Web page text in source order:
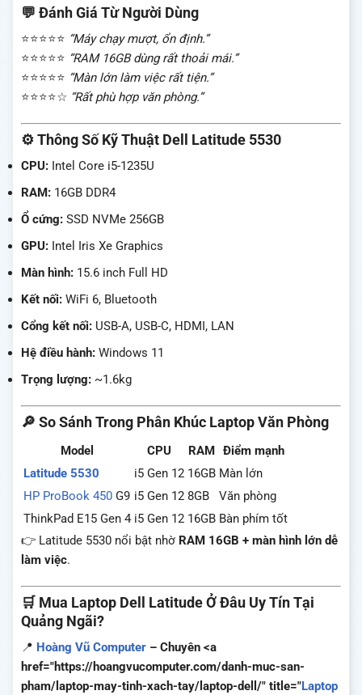
💬 Đánh Giá Từ Người Dùng
⭐⭐⭐⭐⭐ “Máy chạy mượt, ổn định.”
⭐⭐⭐⭐⭐ “RAM 16GB dùng rất thoải mái.”
⭐⭐⭐⭐⭐ “Màn lớn làm việc rất tiện.”
⭐⭐⭐⭐☆ “Rất phù hợp văn phòng.”
⚙️ Thông Số Kỹ Thuật Dell Latitude 5530
CPU: Intel Core i5-1235U
RAM: 16GB DDR4
Ổ cứng: SSD NVMe 256GB
GPU: Intel Iris Xe Graphics
Màn hình: 15.6 inch Full HD
Kết nối: WiFi 6, Bluetooth
Cổng kết nối: USB-A, USB-C, HDMI, LAN
Hệ điều hành: Windows 11
Trọng lượng: ~1.6kg
🔎 So Sánh Trong Phân Khúc Laptop Văn Phòng
Model CPU RAM Điểm mạnh
Latitude 5530
i5 Gen 12 16GB Màn lớn
HP ProBook 450 G9 i5 Gen 12 8GB
Văn phòng
ThinkPad E15 Gen 4 i5 Gen 12 16GB Bàn phím tốt
👉 Latitude 5530 nổi bật nhờ RAM 16GB + màn hình lớn dễ
làm việc.
🛒 Mua Laptop Dell Latitude Ở Đâu Uy Tín Tại
Quảng Ngãi?
📍 Hoàng Vũ Computer – Chuyên <a
href="https://hoangvucomputer.com/danh-muc-san-
pham/laptop-may-tinh-xach-tay/laptop-dell/" title="Laptop